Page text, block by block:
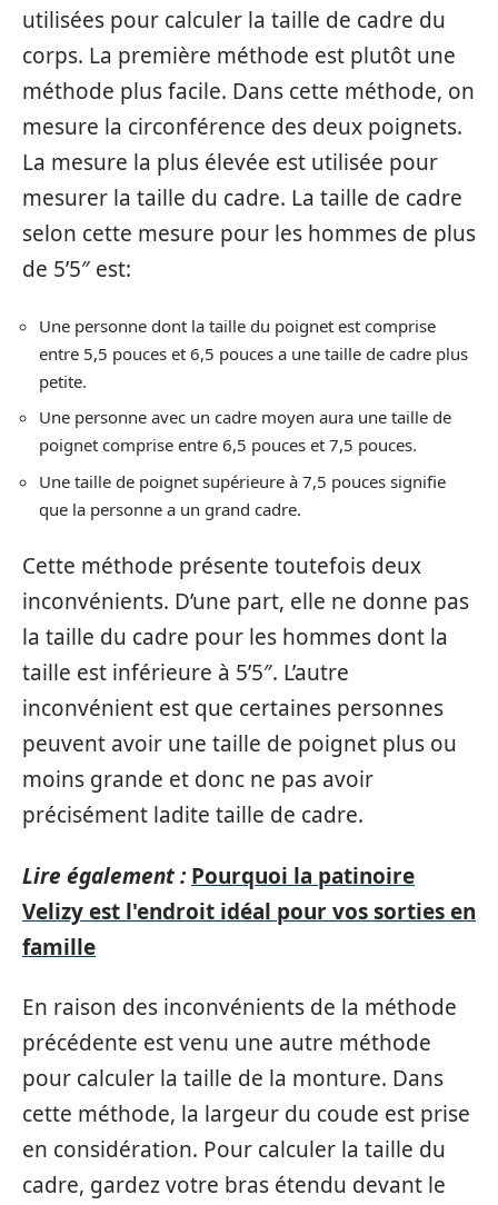
utilisées pour calculer la taille de cadre du
corps. La première méthode est plutôt une
méthode plus facile. Dans cette méthode, on
mesure la circonférence des deux poignets.
La mesure la plus élevée est utilisée pour
mesurer la taille du cadre. La taille de cadre
selon cette mesure pour les hommes de plus
de 5’5″ est:
Une personne dont la taille du poignet est comprise
entre 5,5 pouces et 6,5 pouces a une taille de cadre plus
petite.
Une personne avec un cadre moyen aura une taille de
poignet comprise entre 6,5 pouces et 7,5 pouces.
Une taille de poignet supérieure à 7,5 pouces signifie
que la personne a un grand cadre.
Cette méthode présente toutefois deux
inconvénients. D’une part, elle ne donne pas
la taille du cadre pour les hommes dont la
taille est inférieure à 5’5″. L’autre
inconvénient est que certaines personnes
peuvent avoir une taille de poignet plus ou
moins grande et donc ne pas avoir
précisément ladite taille de cadre.
Lire également : Pourquoi la patinoire
Velizy est l'endroit idéal pour vos sorties en
famille
En raison des inconvénients de la méthode
précédente est venu une autre méthode
pour calculer la taille de la monture. Dans
cette méthode, la largeur du coude est prise
en considération. Pour calculer la taille du
cadre, gardez votre bras étendu devant le